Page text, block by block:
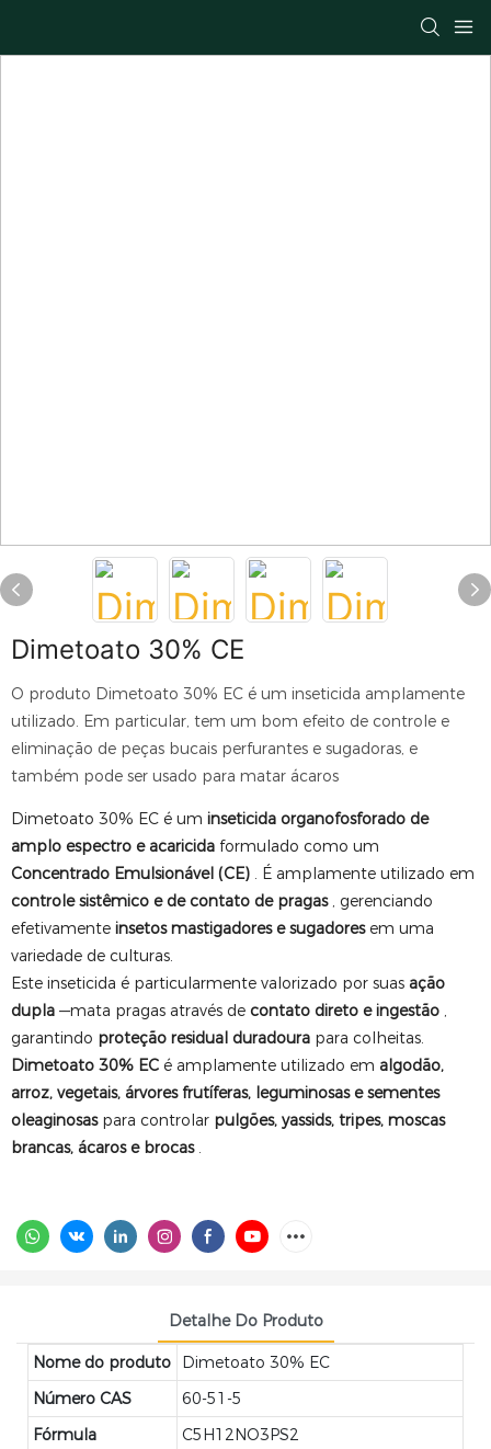
Dimetoato 30% CE
O produto Dimetoato 30% EC é um inseticida amplamente
utilizado. Em particular, tem um bom efeito de controle e
eliminação de peças bucais perfurantes e sugadoras, e
também pode ser usado para matar ácaros
Dimetoato 30% EC é um inseticida organofosforado de
amplo espectro e acaricida formulado como um
Concentrado Emulsionável (CE) . É amplamente utilizado em
controle sistêmico e de contato de pragas , gerenciando
efetivamente insetos mastigadores e sugadores em uma
variedade de culturas.
Este inseticida é particularmente valorizado por suas ação
dupla —mata pragas através de contato direto e ingestão ,
garantindo proteção residual duradoura para colheitas.
Dimetoato 30% EC é amplamente utilizado em algodão,
arroz, vegetais, árvores frutíferas, leguminosas e sementes
oleaginosas para controlar pulgões, yassids, tripes, moscas
brancas, ácaros e brocas .
Detalhe Do Produto
Nome do produto
Dimetoato 30% EC
Número CAS
60-51-5
Fórmula
C5H12NO3PS2